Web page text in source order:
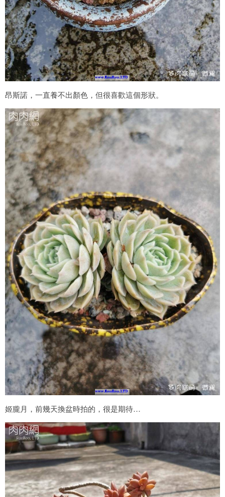
昂斯諾，一直養不出顏色，但很喜歡這個形狀。
姬朧月，前幾天換盆時拍的，很是期待…